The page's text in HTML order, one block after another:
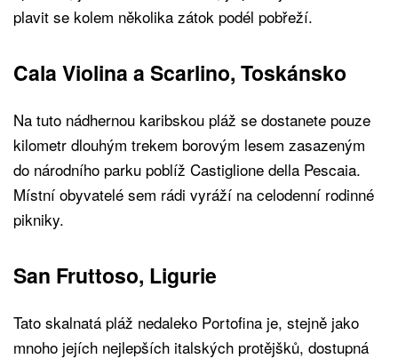
plavit se kolem několika zátok podél pobřeží.
Cala Violina a Scarlino, Toskánsko
Na tuto nádhernou karibskou pláž se dostanete pouze
kilometr dlouhým trekem borovým lesem zasazeným
do národního parku poblíž Castiglione della Pescaia.
Místní obyvatelé sem rádi vyráží na celodenní rodinné
pikniky.
San Fruttoso, Ligurie
Tato skalnatá pláž nedaleko Portofina je, stejně jako
mnoho jejích nejlepších italských protějšků, dostupná